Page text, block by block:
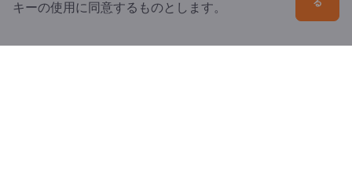
ご質問は？
よくあるご質問
キーの使用に同意するものとします。